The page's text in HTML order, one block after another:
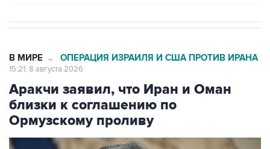
В МИРЕ → ОПЕРАЦИЯ ИЗРАИЛЯ И США ПРОТИВ ИРАНА
15:21, 8 августа 2026
Аракчи заявил, что Иран и Оман
близки к соглашению по
Ормузскому проливу